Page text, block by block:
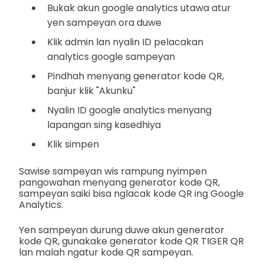
Bukak akun google analytics utawa atur
yen sampeyan ora duwe
Klik admin lan nyalin ID pelacakan
analytics google sampeyan
Pindhah menyang generator kode QR,
banjur klik "Akunku"
Nyalin ID google analytics menyang
lapangan sing kasedhiya
Klik simpen
Sawise sampeyan wis rampung nyimpen
pangowahan menyang generator kode QR,
sampeyan saiki bisa nglacak kode QR ing Google
Analytics.
Yen sampeyan durung duwe akun generator
kode QR, gunakake generator kode QR TIGER QR
lan malah ngatur kode QR sampeyan.